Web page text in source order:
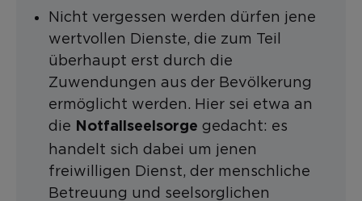
Nicht vergessen werden dürfen jene
wertvollen Dienste, die zum Teil
überhaupt erst durch die
Zuwendungen aus der Bevölkerung
ermöglicht werden. Hier sei etwa an
die Notfallseelsorge gedacht: es
handelt sich dabei um jenen
freiwilligen Dienst, der menschliche
Betreuung und seelsorglichen